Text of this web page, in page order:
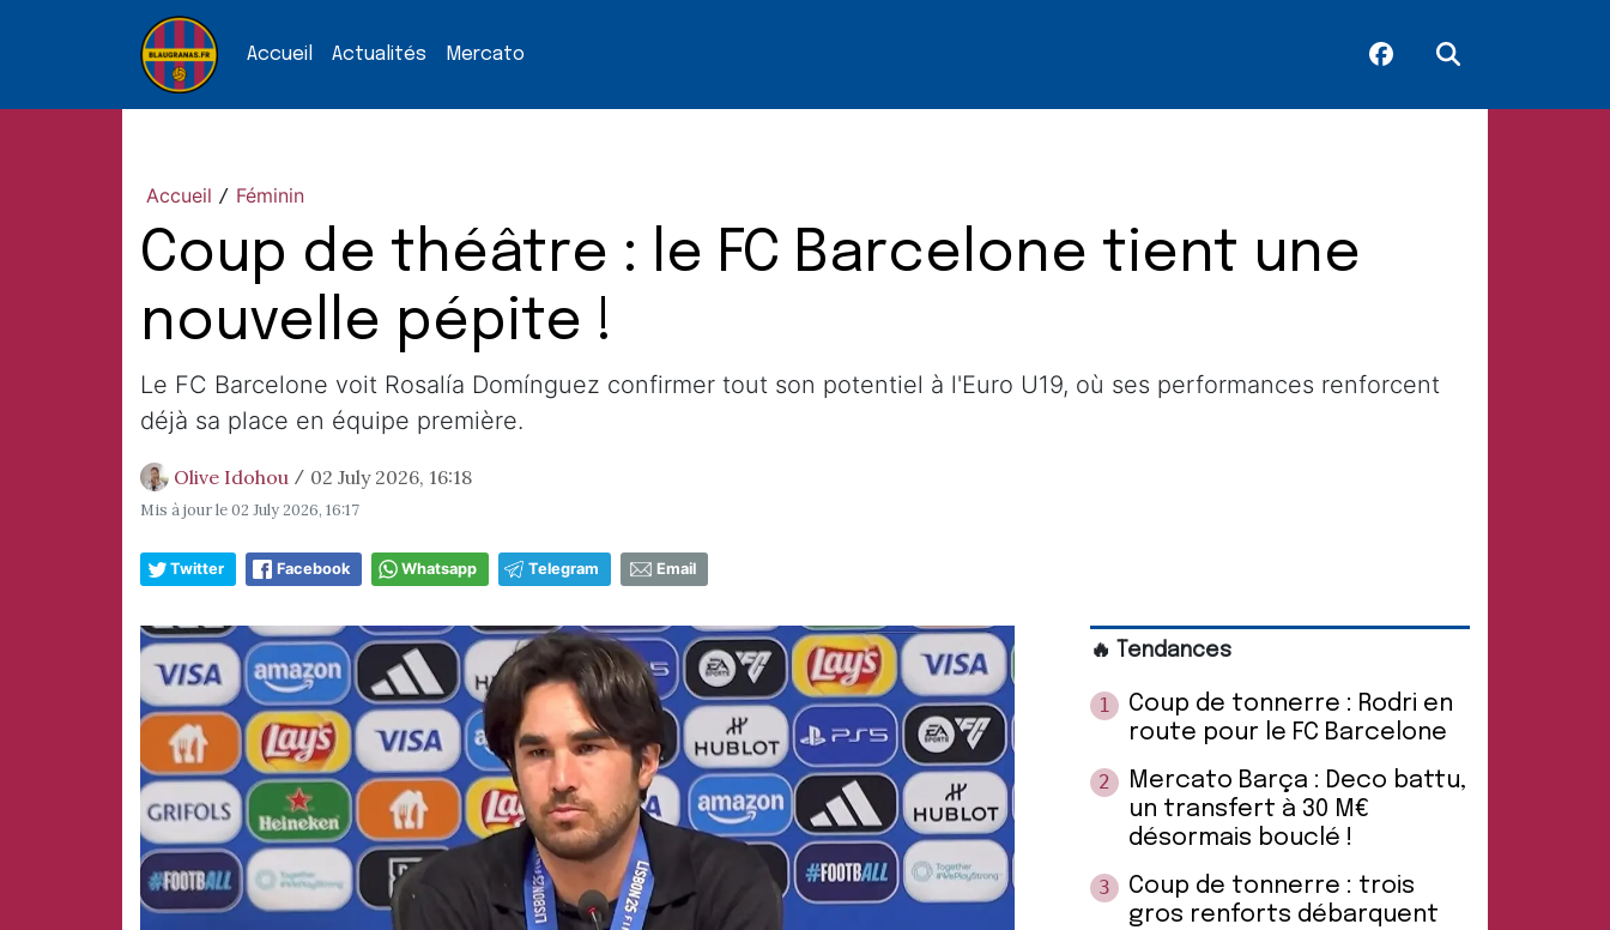
Accueil Actualités Mercato
Accueil / Féminin
Coup de théâtre : le FC Barcelone tient une
nouvelle pépite !
Le FC Barcelone voit Rosalía Domínguez confirmer tout son potentiel à l'Euro U19, où ses performances renforcent
déjà sa place en équipe première.
Olive Idohou / 02 July 2026, 16:18
Mis à jour le02 July 2026, 16:17
Twitter Facebook Whatsapp Telegram Email
🔥 Tendances
1
Coup de tonnerre : Rodri en
route pour le FC Barcelone
2
Mercato Barça : Deco battu,
un transfert à 30 M€
désormais bouclé !
3
Coup de tonnerre : trois
gros renforts débarquent